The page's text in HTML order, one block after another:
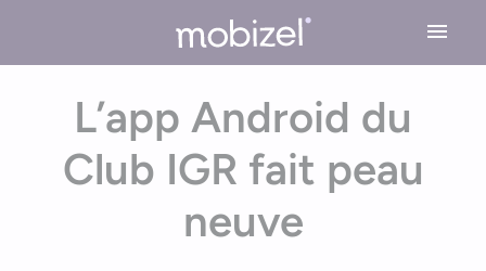
Expertises
Conseil en stratégie mobile
Conception application mobile
Solutions
Application Mobile Métier
L’app Android du
Club IGR fait peau
neuve